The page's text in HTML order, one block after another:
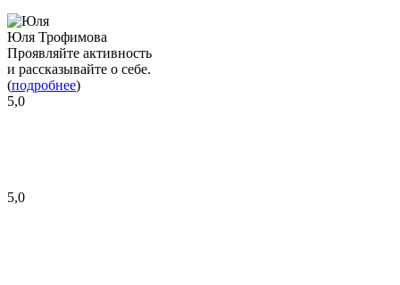
Юля Трофимова
Проявляйте активность
и рассказывайте о себе.
(подробнее)
5,0
5,0